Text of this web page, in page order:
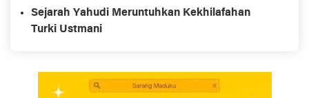
Sejarah Yahudi Meruntuhkan Kekhilafahan
Turki Ustmani